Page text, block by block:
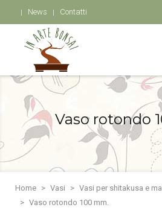
News Contatti
Vaso rotondo
Home Vasi
Vasi per shitakusa e
Vaso rotondo 100 mm.